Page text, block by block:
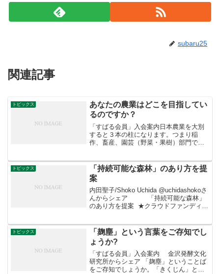
subaru25
関連記事
トピックス
あなたの農業はどこを目指してい
るのですか？
「すばる会員」入会案内日本農業を大別
すると３本の柱になります。つまり稲
作、畜産、園芸（野菜・果樹）部門で
くて副食部門が大きくなったところが、
日本農業最大の歪さでしょう。...
トピックス
「持続可能な森林」のあり方を提
案
内田聖子/Shoko Uchida @uchidashokoさ
んからシェア 「持続可能な森林」
のあり方を提案 ★クラウドファンディン
クト 世界各地で伐...
トピックス
「麹塵」という言葉をご存知でし
ょうか?
「すばる会員」入会案内 金沢発酵文化
研究所からシェア 「麹塵」ということば
をご存知でしょうか。「きくじん」と読